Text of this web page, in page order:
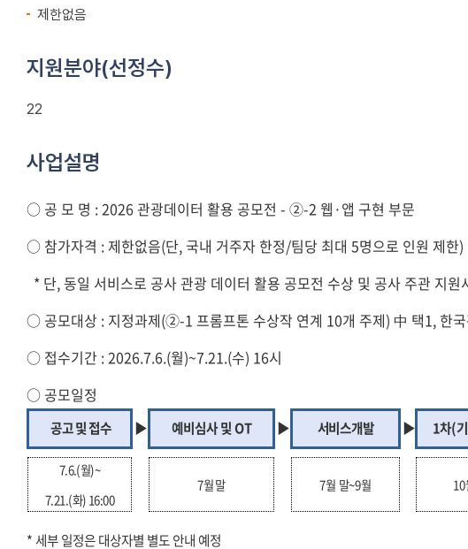
제한없음
지원분야(선정수)
22
사업설명
○ 공 모 명 : 2026관광데이터 활용 공모전 - ②-2 웹·앱 구현 부문
○ 참가자격 : 제한없음(단, 국내 거주자 한정/팀당 최대 5명으로 인원 제한)
* 단, 동일 서비스로 공사 관광 데이터 활용 공모전 수상 및 공사 주관 지
○ 공모대상 : 지정과제(②-1 프롬프톤 수상작 연계 10개 주제) 中 택1, 한
○ 접수기간 : 2026.7.6.(월)~7.21.(수) 16시
○ 공모일정
공고 및접수 ▶ 예비심사 및 OT ▶ 서비스개발 ▶ 1차(
7.6.(월)~
7.21.(화) 16:00
7월 말 7월 말~9월 10
* 세부 일정은 대상자별 별도 안내 예정